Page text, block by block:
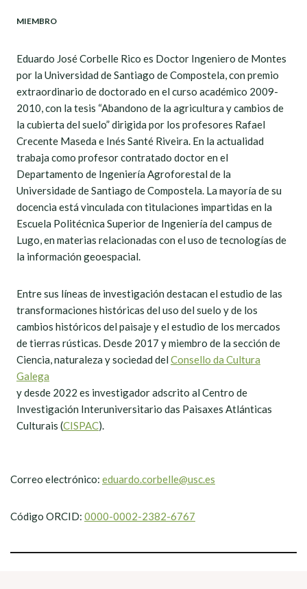
MIEMBRO
Eduardo José Corbelle Rico es Doctor Ingeniero de Montes
por la Universidad de Santiago de Compostela, con premio
extraordinario de doctorado en el curso académico 2009-
2010, con la tesis “Abandono de la agricultura y cambios de
la cubierta del suelo” dirigida por los profesores Rafael
Crecente Maseda e Inés Santé Riveira. En la actualidad
trabaja como profesor contratado doctor en el
Departamento de Ingeniería Agroforestal de la
Universidade de Santiago de Compostela. La mayoría de su
docencia está vinculada con titulaciones impartidas en la
Escuela Politécnica Superior de Ingeniería del campus de
Lugo, en materias relacionadas con el uso de tecnologías de
la información geoespacial.
Entre sus líneas de investigación destacan el estudio de las
transformaciones históricas del uso del suelo y de los
cambios históricos del paisaje y el estudio de los mercados
de tierras rústicas. Desde 2017 y miembro de la sección de
Ciencia, naturaleza y sociedad del Consello da Cultura
Galega
y desde 2022 es investigador adscrito al Centro de
Investigación Interuniversitario das Paisaxes Atlánticas
Culturais (CISPAC).
Correo electrónico: eduardo.corbelle@usc.es
Código ORCID: 0000-0002-2382-6767